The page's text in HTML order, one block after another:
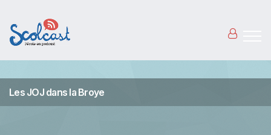
Les JOJ dans la Broye